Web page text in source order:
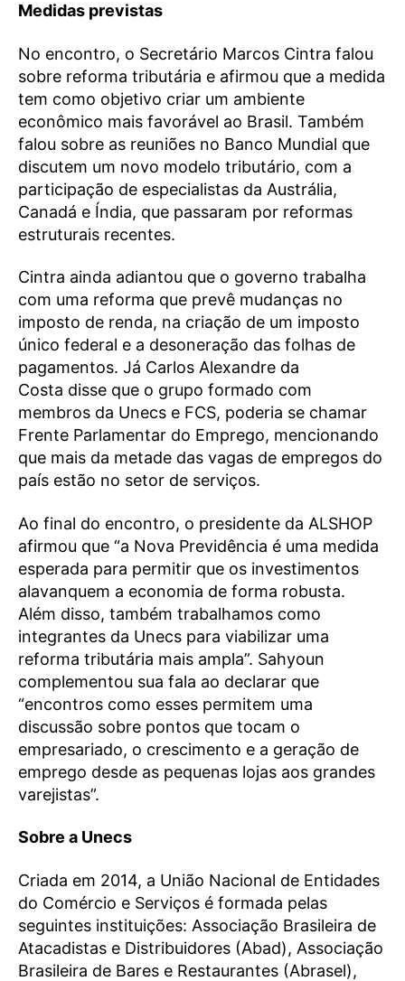
Medidas previstas
No encontro, o Secretário Marcos Cintra falou
sobre reforma tributária e afirmou que a medida
tem como objetivo criar um ambiente
econômico mais favorável ao Brasil. Também
falou sobre as reuniões no Banco Mundial que
discutem um novo modelo tributário, com a
participação de especialistas da Austrália,
Canadá e Índia, que passaram por reformas
estruturais recentes.
Cintra ainda adiantou que o governo trabalha
com uma reforma que prevê mudanças no
imposto de renda, na criação de um imposto
único federal e a desoneração das folhas de
pagamentos. Já Carlos Alexandre da
Costa disse que o grupo formado com
membros da Unecs e FCS, poderia se chamar
Frente Parlamentar do Emprego, mencionando
que mais da metade das vagas de empregos do
país estão no setor de serviços.
Ao final do encontro, o presidente da ALSHOP
afirmou que “a Nova Previdência é uma medida
esperada para permitir que os investimentos
alavanquem a economia de forma robusta.
Além disso, também trabalhamos como
integrantes da Unecs para viabilizar uma
reforma tributária mais ampla”. Sahyoun
complementou sua fala ao declarar que
“encontros como esses permitem uma
discussão sobre pontos que tocam o
empresariado, o crescimento e a geração de
emprego desde as pequenas lojas aos grandes
varejistas”.
Sobre a Unecs
Criada em 2014, a União Nacional de Entidades
do Comércio e Serviços é formada pelas
seguintes instituições: Associação Brasileira de
Atacadistas e Distribuidores (Abad), Associação
Brasileira de Bares e Restaurantes (Abrasel),